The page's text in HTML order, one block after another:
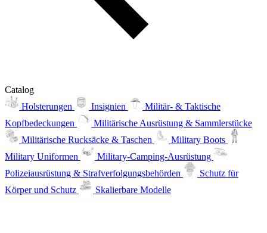
Catalog
Holsterungen
Insignien
Militär- & Taktische
Kopfbedeckungen
Militärische Ausrüstung & Sammlerstücke
Militärische Rucksäcke & Taschen
Military Boots
Military Uniformen
Military-Camping-Ausrüstung
Polizeiausrüstung & Strafverfolgungsbehörden
Schutz für
Körper und Schutz
Skalierbare Modelle